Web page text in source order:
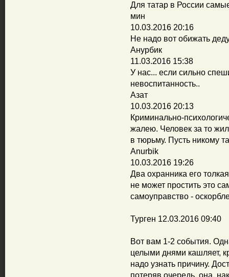
Для татар в России
мин
10.03.2016 20:16
Не надо вот обижать
Анурбик
11.03.2016 15:38
У нас... если сильно
невоспитанность..
Азат
10.03.2016 20:13
Криминально-
жалею. Человек за то
в тюрьму. Пусть никому
Anurbik
10.03.2016 19:26
Два охранника его
не может простить это
самоуправство -
Турген 12.03.2016 09:40
Вот вам 1-2 события.
целыми днями кашляет,
надо узнать причину.
потеряв очередь, она,